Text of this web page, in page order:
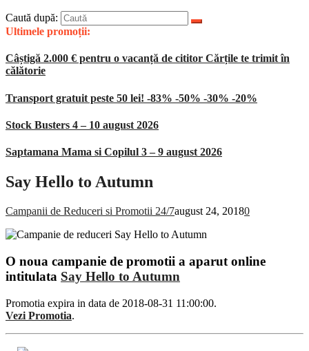
Caută după:
Ultimele promoții:
Câștigă 2.000 € pentru o vacanță de cititor Cărțile te trimit în
călătorie
Transport gratuit peste 50 lei! -83% -50% -30% -20%
Stock Busters 4 – 10 august 2026
Saptamana Mama si Copilul 3 – 9 august 2026
Say Hello to Autumn
Campanii de Reduceri si Promotii 24/7august 24, 20180
O noua campanie de promotii a aparut online
intitulata Say Hello to Autumn
Promotia expira in data de 2018-08-31 11:00:00.
Vezi Promotia.